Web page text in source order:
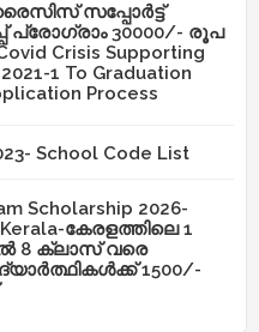
സപ്പോർട്ട്
പ്രോഗ്രാം 30000/- രൂപ
Crisis Supporting
1 To Graduation
Process
School Code List
Scholarship 2026-
കേരളത്തിലെ 1
8 ക്ലാസ് വരെ
1500/-